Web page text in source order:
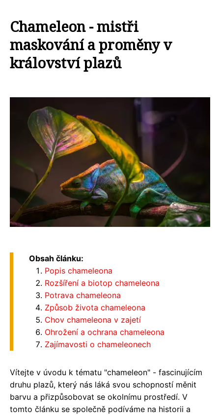
Chameleon - mistři
maskování a proměny v
království plazů
Obsah článku:
Popis chameleona
Rozšíření a biotop chameleona
Potrava chameleona
Způsob života chameleona
Chov chameleona v zajetí
Ohrožení a ochrana chameleona
Zajímavosti o chameleonech
Vítejte v úvodu k tématu "chameleon" - fascinujícím
druhu plazů, který nás láká svou schopností měnit
barvu a přizpůsobovat se okolnímu prostředí. V
tomto článku se společně podíváme na historii a